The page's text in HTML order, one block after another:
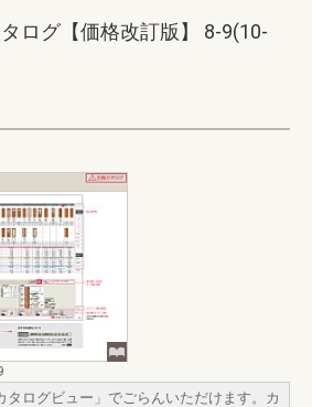
ログ【価格改訂版】 8-9(10-
タログビュー」でごらんいただけます。カ